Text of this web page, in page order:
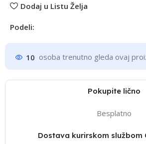
Dodaj u Listu Želja
Podeli:
10 osoba trenutno gleda ovaj
Pokupite lično
Besplatno
Dostava kurirskom službom